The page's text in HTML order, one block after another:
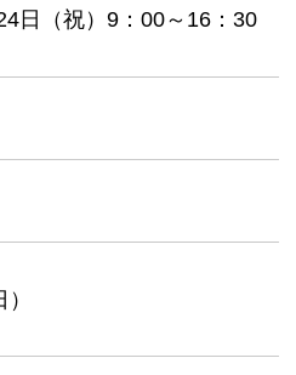
日（祝）9：00～16：30